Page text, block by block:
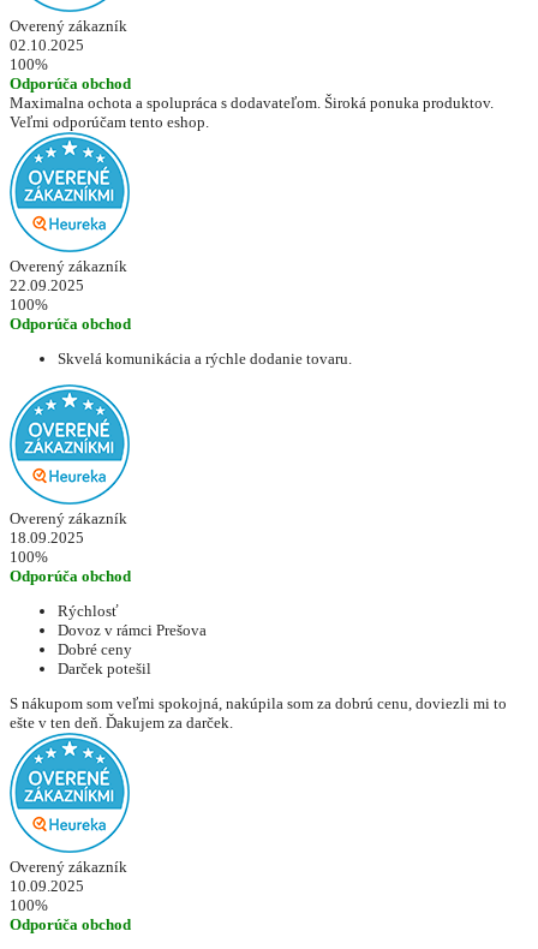
Overený zákazník
02.10.2025
100%
Odporúča obchod
Maximalna ochota a spolupráca s dodavateľom. Široká ponuka produktov.
Veľmi odporúčam tento eshop.
Overený zákazník
22.09.2025
100%
Odporúča obchod
Skvelá komunikácia a rýchle dodanie tovaru.
Overený zákazník
18.09.2025
100%
Odporúča obchod
Rýchlosť
Dovoz v rámci Prešova
Dobré ceny
Darček potešil
S nákupom som veľmi spokojná, nakúpila som za dobrú cenu, doviezli mi to
ešte v ten deň. Ďakujem za darček.
Overený zákazník
10.09.2025
100%
Odporúča obchod